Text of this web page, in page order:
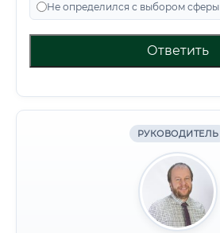
Не определился с выбором сферы
Ответить
РУКОВОДИТЕЛЬ